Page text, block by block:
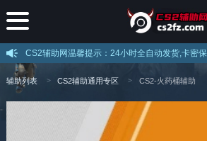
CS2辅助网温馨提示：24小时全自动发货,卡密保证全部100%真实有效，不存在假卡现象，下载后
辅助列表 CS2辅助通用专区 CS2-火药桶辅助